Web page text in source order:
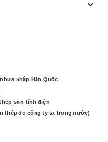
nhập Hàn Quốc
sơn tĩnh điện
thép do công ty sx trong nước)